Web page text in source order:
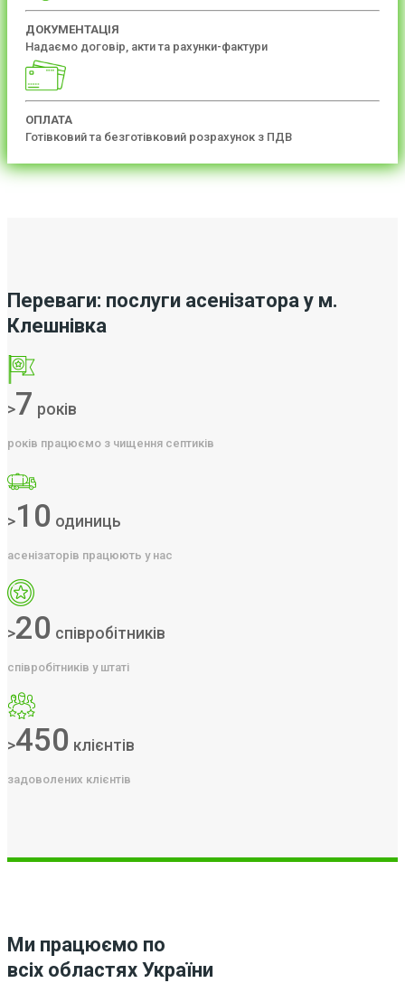
ДОКУМЕНТАЦІЯ
Надаємо договір, акти та рахунки-фактури
ОПЛАТА
Готівковий та безготівковий розрахунок з ПДВ
Переваги: послуги асенізатора у м.
Клешнівка
>7 років
років працюємо з чищення септиків
>10 одиниць
асенізаторів працюють у нас
>20 співробітників
співробітників у штаті
>450 клієнтів
задоволених клієнтів
Ми працюємо по
всіх областях України